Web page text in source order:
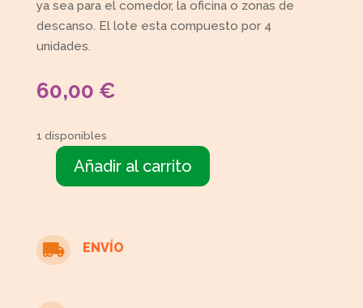
ya sea para el comedor, la oficina o zonas de
descanso. El lote esta compuesto por 4
unidades.
60,00 €
1 disponibles
estampado
cuadros
Añadir al carrito
 ENVÍO